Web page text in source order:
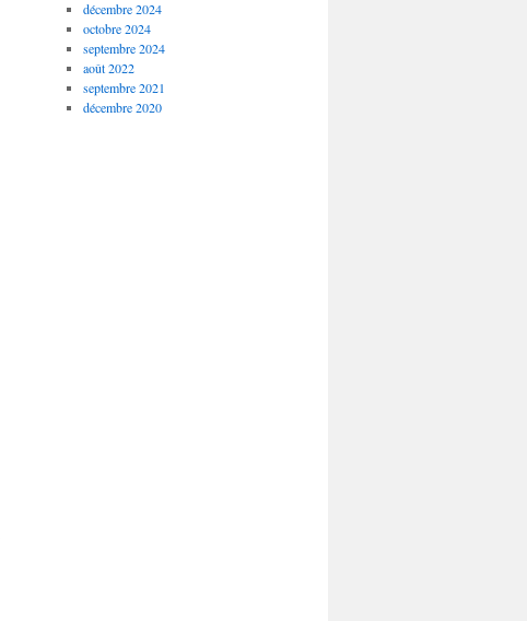
décembre 2024
octobre 2024
septembre 2024
août 2022
septembre 2021
décembre 2020